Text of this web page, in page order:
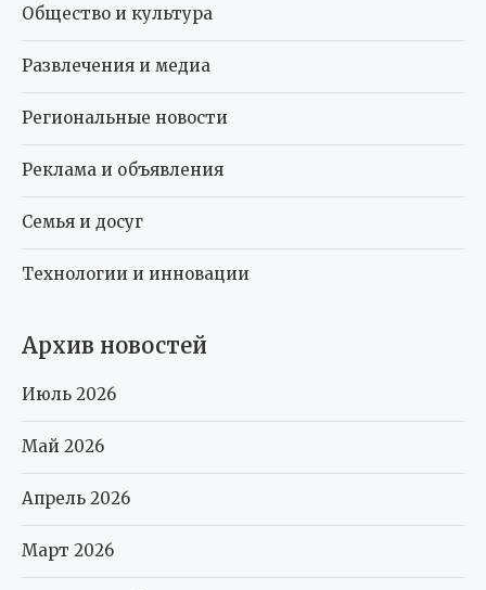
Общество и культура
Развлечения и медиа
Региональные новости
Реклама и объявления
Семья и досуг
Технологии и инновации
Архив новостей
Июль 2026
Май 2026
Апрель 2026
Март 2026